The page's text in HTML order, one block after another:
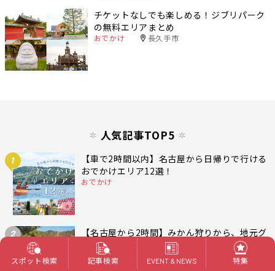
チケットなしでも楽しめる！ジブリパーク
の無料エリアまとめ
おでかけ 長久手市
人気記事TOP5
1
【車で2時間以内】名古屋から日帰りで行ける
おでかけエリア12選！
おでかけ
2
【名古屋から2時間】みかん狩りから、地元グ
ルメに現代アートまで。秋〜冬におすすめ！
南伊勢町をまるっと楽しむ日帰りプラン
おでかけ 三重
スポット検索 記事検索 EVENT & NEWS 特集